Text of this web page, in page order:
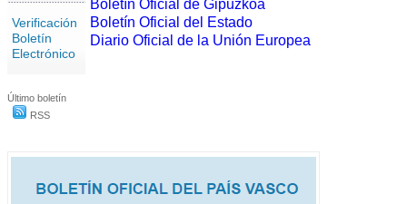
Verificación
Boletín
Electrónico
Último boletín
RSS
Boletín Oficial de Gipuzkoa
Boletín Oficial del Estado
Diario Oficial de la Unión Europea